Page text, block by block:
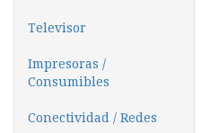
Televisor
Impresoras /
Consumibles
Conectividad / Redes